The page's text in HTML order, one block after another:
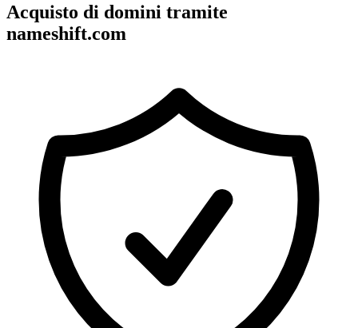
Acquisto di domini tramite
nameshift.com